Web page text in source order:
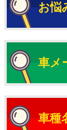
お悩
車メ
車種